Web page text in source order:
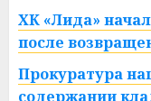
ХК «Лида»
после
Прокуратура
содержании